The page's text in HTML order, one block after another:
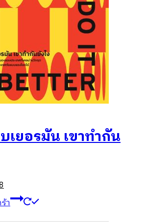
ยอรมัน เขาทำกัน
า